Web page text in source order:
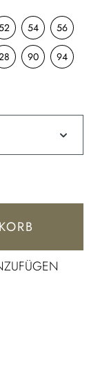
54 56
90 94